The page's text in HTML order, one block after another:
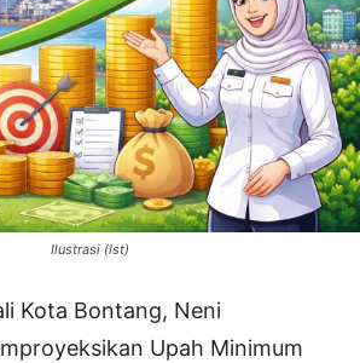
Ilustrasi (Ist)
Kota Bontang, Neni
Upah Minimum